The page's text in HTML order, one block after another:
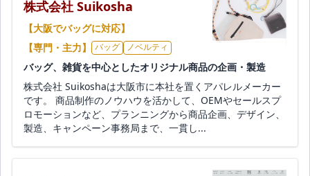
株式会社 Suikosha
【大阪でバッグに対応】
【専門・主力】
バッグ ノベルティ
バッグ、雑貨を中心としたオリジナル商品の企画・製造
株式会社 Suikoshaは大阪市に本社を置くアパレルメーカー
です。 商品制作のノウハウを活かして、OEMやセールスプ
ロモーションなど、プランニングから商品企画、デザイン、
製造、キャンペーン事務局まで、一貫し...